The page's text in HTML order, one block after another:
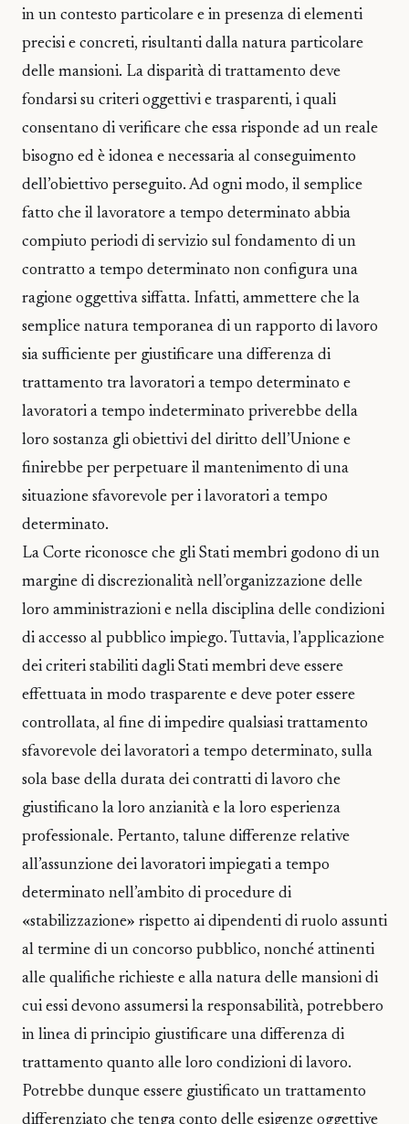
in un contesto particolare e in presenza di elementi
precisi e concreti, risultanti dalla natura particolare
delle mansioni. La disparità di trattamento deve
fondarsi su criteri oggettivi e trasparenti, i quali
consentano di verificare che essa risponde ad un reale
bisogno ed è idonea e necessaria al conseguimento
dell’obiettivo perseguito. Ad ogni modo, il semplice
fatto che il lavoratore a tempo determinato abbia
compiuto periodi di servizio sul fondamento di un
contratto a tempo determinato non configura una
ragione oggettiva siffatta. Infatti, ammettere che la
semplice natura temporanea di un rapporto di lavoro
sia sufficiente per giustificare una differenza di
trattamento tra lavoratori a tempo determinato e
lavoratori a tempo indeterminato priverebbe della
loro sostanza gli obiettivi del diritto dell’Unione e
finirebbe per perpetuare il mantenimento di una
situazione sfavorevole per i lavoratori a tempo
determinato.
La Corte riconosce che gli Stati membri godono di un
margine di discrezionalità nell’organizzazione delle
loro amministrazioni e nella disciplina delle condizioni
di accesso al pubblico impiego. Tuttavia, l’applicazione
dei criteri stabiliti dagli Stati membri deve essere
effettuata in modo trasparente e deve poter essere
controllata, al fine di impedire qualsiasi trattamento
sfavorevole dei lavoratori a tempo determinato, sulla
sola base della durata dei contratti di lavoro che
giustificano la loro anzianità e la loro esperienza
professionale. Pertanto, talune differenze relative
all’assunzione dei lavoratori impiegati a tempo
determinato nell’ambito di procedure di
«stabilizzazione» rispetto ai dipendenti di ruolo assunti
al termine di un concorso pubblico, nonché attinenti
alle qualifiche richieste e alla natura delle mansioni di
cui essi devono assumersi la responsabilità, potrebbero
in linea di principio giustificare una differenza di
trattamento quanto alle loro condizioni di lavoro.
Potrebbe dunque essere giustificato un trattamento
differenziato che tenga conto delle esigenze oggettive